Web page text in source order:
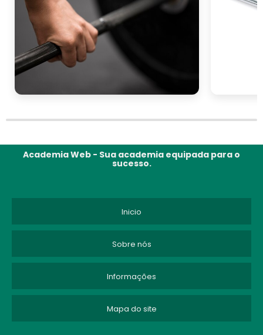
Academia Web - Sua academia equipada para o
sucesso.
Inicio
Sobre nós
Informações
Mapa do site